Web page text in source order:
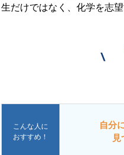
生だけではなく、化学を志
\
こんな人に
おすすめ！
自分
見